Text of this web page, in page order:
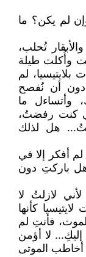
لم يكن؟ ما
تُحلب،
وأُكلت طيلة
لم
دون أن نُفصح
وأتساءل ما
كنت رفضتُ،
هل لذلك
أفكر إلا في
باركتِ دون
لازلتُ لا
كأنها
فأنتِ لم
لا أؤمن
أخاطب الموتى